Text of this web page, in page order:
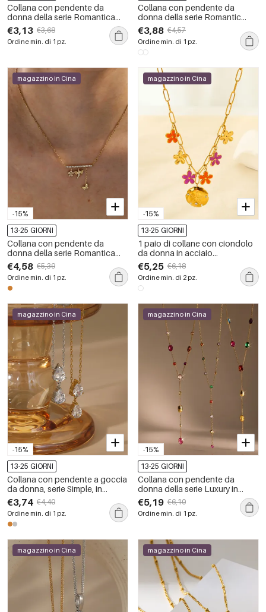
Collana con pendente da
donna della serie Romantica
Sweet Flower dalla forma
irregolare, in acciaio
inossidabile impermeabile color
€3,13 €3,68
Ordine min. di 1 pz.
Collana con pendente da
donna della serie Romantic
Sweet Shell in acciaio
inossidabile impermeabile color
oro
€3,88 €4,57
Ordine min. di 1 pz.
-15%
magazzino in Cina
13-25 GIORNI
Collana con pendente da
donna della serie Romantica
Sweet Flower in acciaio
inossidabile color oro
impermeabile con zirconi
€4,58 €5,39
Ordine min. di 1 pz.
-15%
magazzino in Cina
13-25 GIORNI
1 paio di collane con ciondolo
da donna in acciaio
inossidabile con fiore dolce,
impermeabili, color oro e zirconi
€5,25 €6,18
Ordine min. di 2 pz.
-15%
magazzino in Cina
13-25 GIORNI
Collana con pendente a goccia
da donna, serie Simple, in
acciaio inossidabile,
impermeabile, color oro, con
zirconi.
€3,74 €4,40
Ordine min. di 1 pz.
-15%
magazzino in Cina
13-25 GIORNI
Collana con pendente da
donna della serie Luxury in
acciaio inossidabile
impermeabile color oro con
zirconi
€5,19 €6,10
Ordine min. di 1 pz.
magazzino in Cina magazzino in Cina